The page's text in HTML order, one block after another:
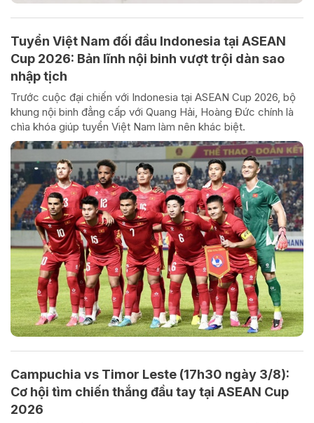
Tuyển Việt Nam đối đầu Indonesia tại ASEAN
Cup 2026: Bản lĩnh nội binh vượt trội dàn sao
nhập tịch
Trước cuộc đại chiến với Indonesia tại ASEAN Cup 2026, bộ
khung nội binh đẳng cấp với Quang Hải, Hoàng Đức chính là
chìa khóa giúp tuyển Việt Nam làm nên khác biệt.
Campuchia vs Timor Leste (17h30 ngày 3/8):
Cơ hội tìm chiến thắng đầu tay tại ASEAN Cup
2026